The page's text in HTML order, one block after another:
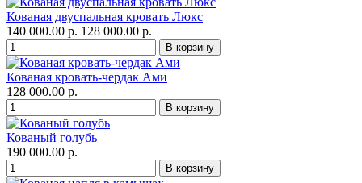
Кованая двуспальная кровать Люкс
140 000.00 р. 128 000.00 р.
Кованая кровать-чердак Ами
128 000.00 р.
Кованый голубь
190 000.00 р.